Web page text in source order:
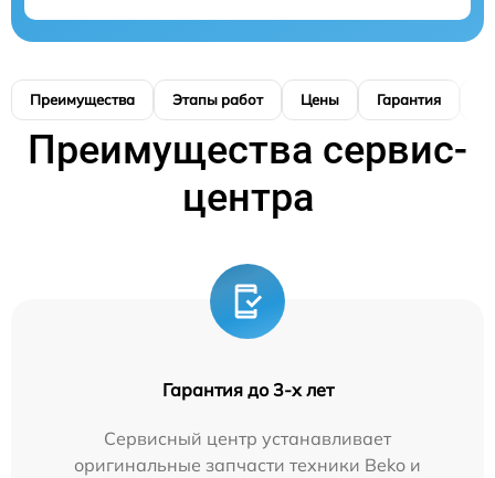
Преимущества Этапы работ Цены Гарантия
Преимущества сервис-
центра
Гарантия до 3-х лет
Сервисный центр устанавливает
оригинальные запчасти техники Beko и